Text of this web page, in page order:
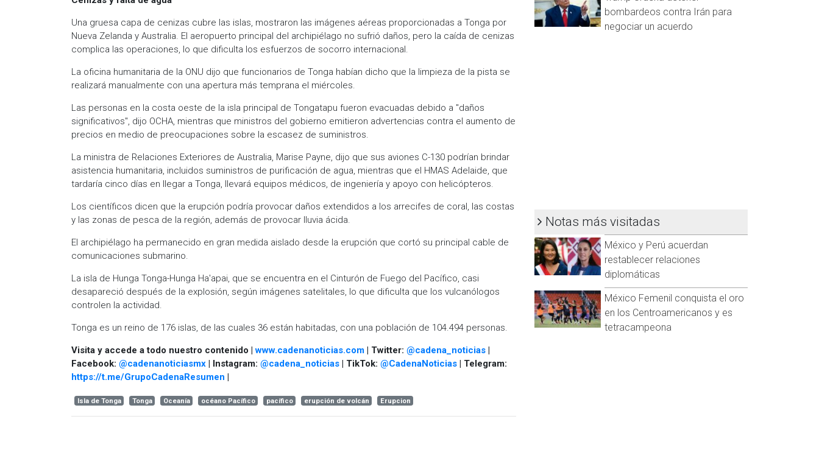
Una gruesa capa de cenizas cubre las islas, mostraron las imágenes aéreas proporcionadas a Tonga por
Nueva Zelanda y Australia. El aeropuerto principal del archipiélago no sufrió daños, pero la caída de cenizas
complica las operaciones, lo que dificulta los esfuerzos de socorro internacional.
La oficina humanitaria de la ONU dijo que funcionarios de Tonga habían dicho que la limpieza de la pista se
realizará manualmente con una apertura más temprana el miércoles.
Las personas en la costa oeste de la isla principal de Tongatapu fueron evacuadas debido a "daños
significativos", dijo OCHA, mientras que ministros del gobierno emitieron advertencias contra el aumento de
precios en medio de preocupaciones sobre la escasez de suministros.
La ministra de Relaciones Exteriores de Australia, Marise Payne, dijo que sus aviones C-130 podrían brindar
asistencia humanitaria, incluidos suministros de purificación de agua, mientras que el HMAS Adelaide, que
tardaría cinco días en llegar a Tonga, llevará equipos médicos, de ingeniería y apoyo con helicópteros.
Los científicos dicen que la erupción podría provocar daños extendidos a los arrecifes de coral, las costas
y las zonas de pesca de la región, además de provocar lluvia ácida.
El archipiélago ha permanecido en gran medida aislado desde la erupción que cortó su principal cable de
comunicaciones submarino.
La isla de Hunga Tonga-Hunga Ha'apai, que se encuentra en el Cinturón de Fuego del Pacífico, casi
desapareció después de la explosión, según imágenes satelitales, lo que dificulta que los vulcanólogos
controlen la actividad.
Tonga es un reino de 176 islas, de las cuales 36 están habitadas, con una población de 104.494 personas.
Visita y accede a todo nuestro contenido |www.cadenanoticias.com | Twitter: @cadena_noticias |
Facebook: @cadenanoticiasmx | Instagram: @cadena_noticias | TikTok: @CadenaNoticias | Telegram:
https://t.me/GrupoCadenaResumen |
Isla de Tonga Tonga Oceanía océano Pacífico pacífico erupción de volcán Erupcion
bombardeos contra Irán para
negociar un acuerdo
Notas más visitadas
México y Perú acuerdan
restablecer relaciones
diplomáticas
México Femenil conquista el oro
en los Centroamericanos y es
tetracampeona